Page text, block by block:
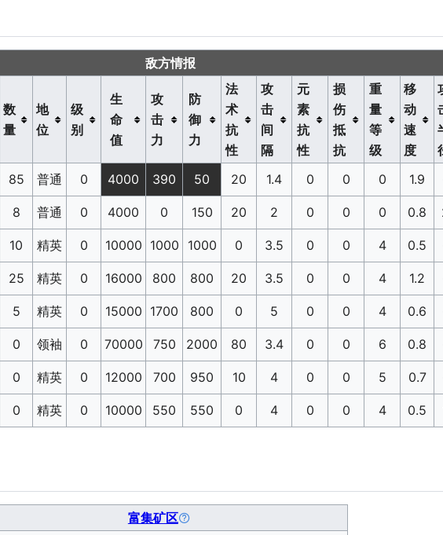
敌方情报
数
量
地
位
级
别
生
命
值
攻
击
力
防
御
力
法
术
抗
性
攻
击
间
隔
元
素
抗
性
损
伤
抵
抗
重
量
等
级
移
动
速
度
85 普通 0 4000 390 50 20 1.4 0 0 0 1.9
8 普通 0 4000 0 150 20 2 0 0 0 0.8
10 精英 0 10000 1000 1000 0 3.5 0 0 4 0.5
25 精英 0 16000 800 800 20 3.5 0 0 4 1.2
5 精英 0 15000 1700 800 0 5 0 0 4 0.6
0 领袖 0 70000 750 2000 80 3.4 0 0 6 0.8
0 精英 0 12000 700 950 10 4 0 0 5 0.7
0 精英 0 10000 550 550 0 4 0 0 4 0.5
富集矿区